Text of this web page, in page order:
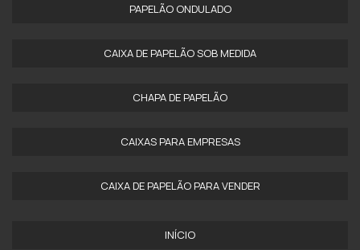
PAPELÃO ONDULADO
CAIXA DE PAPELÃO SOB MEDIDA
CHAPA DE PAPELÃO
CAIXAS PARA EMPRESAS
CAIXA DE PAPELÃO PARA VENDER
INÍCIO